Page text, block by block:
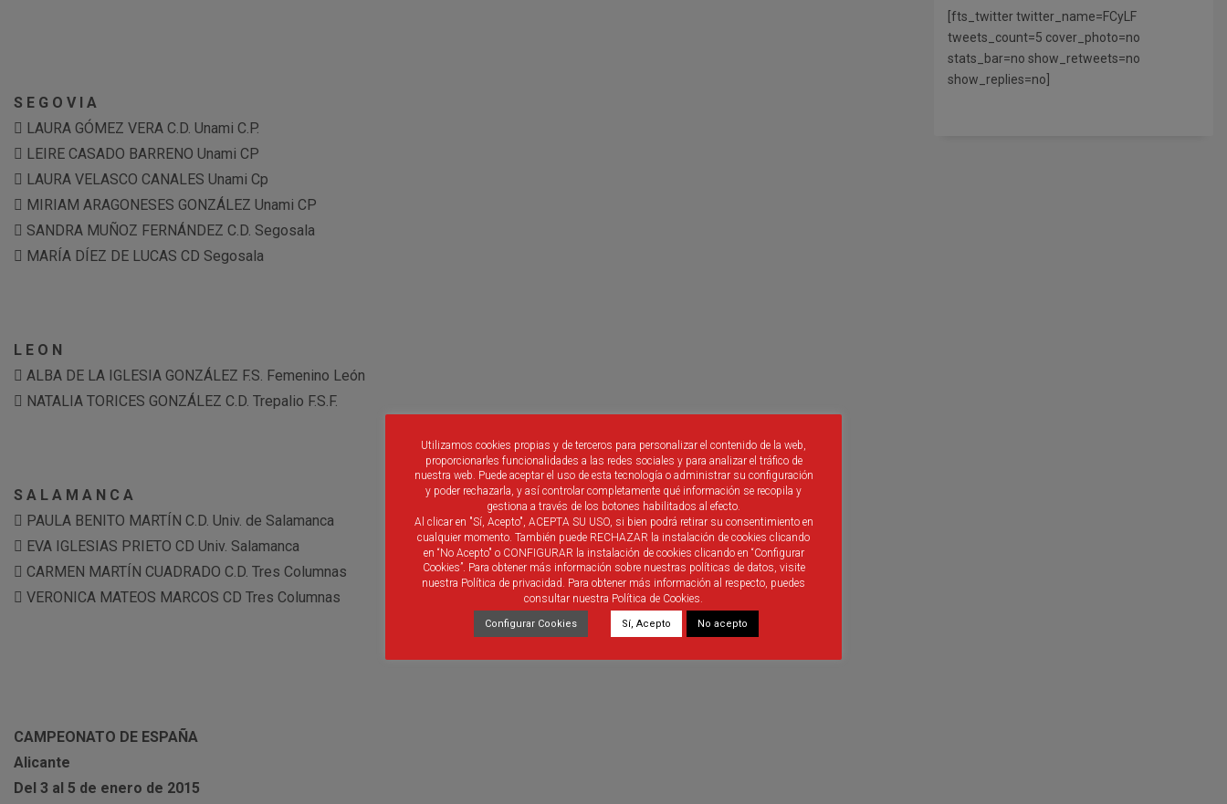
S E G O V I A
 LAURA GÓMEZ VERA C.D. Unami C.P.
 LEIRE CASADO BARRENO Unami CP
 LAURA VELASCO CANALES Unami Cp
 MIRIAM ARAGONESES GONZÁLEZ Unami CP
 SANDRA MUÑOZ FERNÁNDEZ C.D. Segosala
 MARÍA DÍEZ DE LUCAS CD Segosala
L E O N
 ALBA DE LA IGLESIA GONZÁLEZ F.S. Femenino León
 NATALIA TORICES GONZÁLEZ C.D. Trepalio F.S.F.
S A L A M A N C A
 PAULA BENITO MARTÍN C.D. Univ. de Salamanca
 EVA IGLESIAS PRIETO CD Univ. Salamanca
 CARMEN MARTÍN CUADRADO C.D. Tres Columnas
 VERONICA MATEOS MARCOS CD Tres Columnas
CAMPEONATO DE ESPAÑA
Alicante
Del 3 al 5 de enero de 2015
[fts_twitter twitter_name=FCyLF
tweets_count=5 cover_photo=no
stats_bar=no show_retweets=no
show_replies=no]
Utilizamos cookies propias y de terceros para personalizar el contenido de la web,
proporcionarles funcionalidades a las redes sociales y para analizar el tráfico de
nuestra web. Puede aceptar el uso de esta tecnología o administrar su configuración
y poder rechazarla, y así controlar completamente qué información se recopila y
gestiona a través de los botones habilitados al efecto.
Al clicar en "Sí, Acepto", ACEPTA SU USO, si bien podrá retirar su consentimiento en
cualquier momento. También puede RECHAZAR la instalación de cookies clicando
en “No Acepto" o CONFIGURAR la instalación de cookies clicando en “Configurar
Cookies”. Para obtener más información sobre nuestras políticas de datos, visite
nuestra Política de privacidad. Para obtener más información al respecto, puedes
consultar nuestra Política de Cookies.
Configurar Cookies Sí, Acepto No acepto